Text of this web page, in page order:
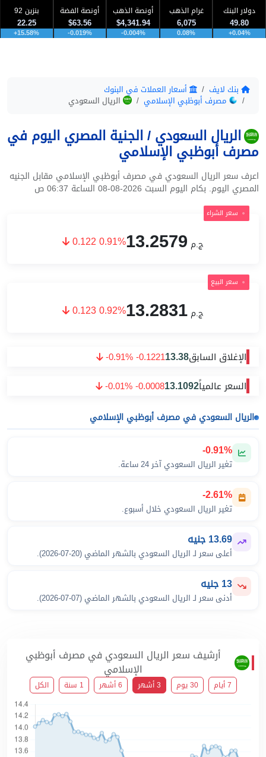
دولار البنك
49.80
+0.04%
غرام الذهب
6,075
0.08%
أونصة الذهب
$4,341.94
-0.004%
أونصة الفضة
$63.56
-0.019%
بنزين 92
22.25
+15.58%
بنك لايف
أسعار العملات في البنوك
مصرف أبوظبي الإسلامي
الريال السعودي
الريال السعودي / الجنية المصري اليوم في
مصرف أبوظبي الإسلامي
اعرف سعر الريال السعودي في مصرف أبوظبي الإسلامي مقابل الجنيه
المصري اليوم. بكام اليوم السبت 2026-08-08 الساعة 06:37 ص
0.122 0.91% ج.م 13.2579
0.123 0.92% ج.م 13.2831
الإغلاق السابق13.38
-0.91% -0.1221
السعر عالمياً13.1092
-0.01% -0.0008
الريال السعودي في مصرف أبوظبي الإسلامي
-0.91%
تغير الريال السعودي آخر 24 ساعة.
-2.61%
تغير الريال السعودي خلال أسبوع.
13.69 جنيه
أعلى سعر لـ الريال السعودي بالشهر الماضي (20-07-2026).
13 جنيه
أدنى سعر لـ الريال السعودي بالشهر الماضي (07-07-2026).
أرشيف سعر الريال السعودي في مصرف أبوظبي
الإسلامي
7 أيام 30 يوم 3 أشهر 6 أشهر 1 سنة الكل